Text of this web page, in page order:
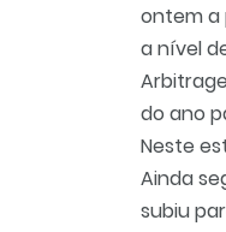
ontem a
a nível
do ano
Neste
Ainda
subiu